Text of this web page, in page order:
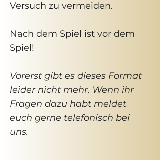
Versuch zu vermeiden.
Nach dem Spiel ist vor dem
Spiel!
Vorerst gibt es dieses Format
leider nicht mehr. Wenn ihr
Fragen dazu habt meldet
euch gerne telefonisch bei
uns.